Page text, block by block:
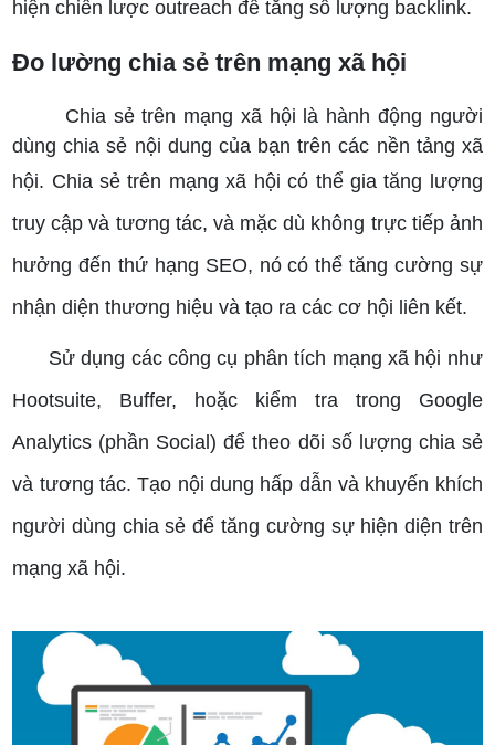
hiện chiến lược outreach để tăng số lượng backlink.
Đo lường chia sẻ trên mạng xã hội
Chia sẻ trên mạng xã hội là hành động người
dùng chia sẻ nội dung của bạn trên các nền tảng xã
hội. Chia sẻ trên mạng xã hội có thể gia tăng lượng
truy cập và tương tác, và mặc dù không trực tiếp ảnh
hưởng đến thứ hạng SEO, nó có thể tăng cường sự
nhận diện thương hiệu và tạo ra các cơ hội liên kết.
Sử dụng các công cụ phân tích mạng xã hội như
Hootsuite, Buffer, hoặc kiểm tra trong Google
Analytics (phần Social) để theo dõi số lượng chia sẻ
và tương tác.Tạo nội dung hấp dẫn và khuyến khích
người dùng chia sẻ để tăng cường sự hiện diện trên
mạng xã hội.